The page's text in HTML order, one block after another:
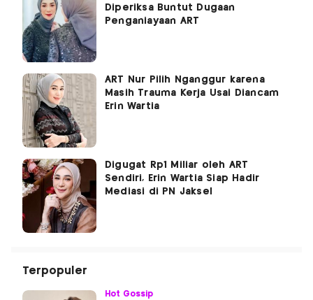
Diperiksa Buntut Dugaan
Penganiayaan ART
ART Nur Pilih Nganggur karena
Masih Trauma Kerja Usai Diancam
Erin Wartia
Digugat Rp1 Miliar oleh ART
Sendiri, Erin Wartia Siap Hadir
Mediasi di PN Jaksel
Terpopuler
Hot Gossip